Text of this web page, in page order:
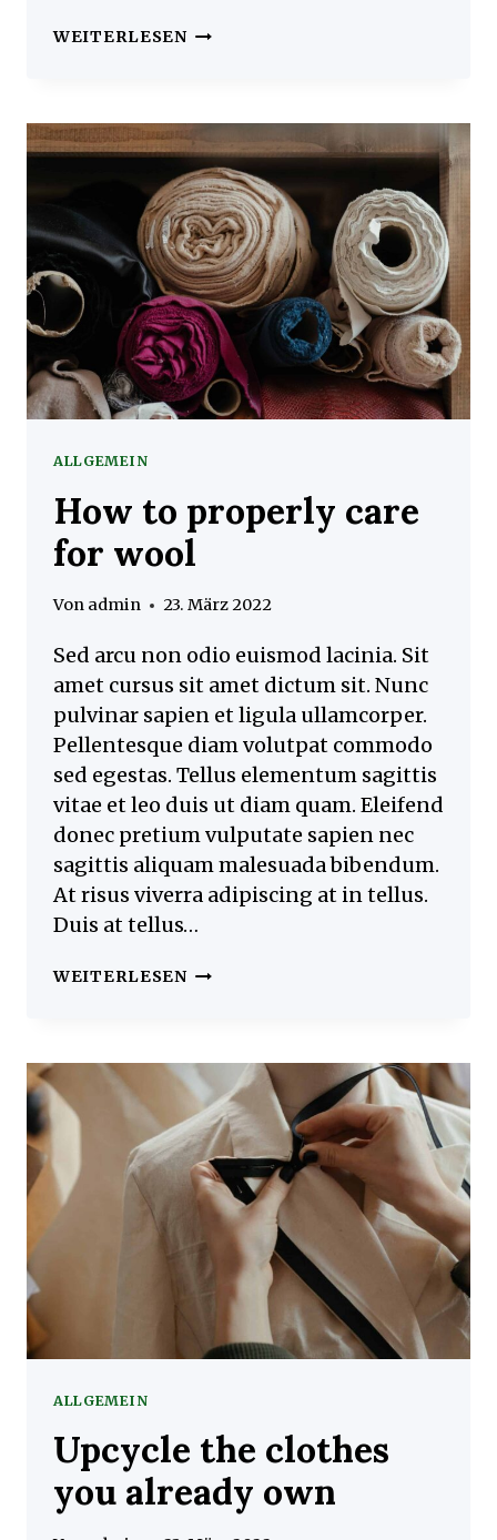
WEITERLESENTHE
OF
THREAD
AND
WHY
IT
MATTERS
ALLGEMEIN
How to properly care
for wool
Von admin 23. März 2022
Sed arcu non odio euismod lacinia. Sit
amet cursus sit amet dictum sit. Nunc
pulvinar sapien et ligula ullamcorper.
Pellentesque diam volutpat commodo
sed egestas. Tellus elementum sagittis
vitae et leo duis ut diam quam. Eleifend
donec pretium vulputate sapien nec
sagittis aliquam malesuada bibendum.
At risus viverra adipiscing at in tellus.
Duis at tellus…
WEITERLESENHOW
CARE
FOR
WOOL
ALLGEMEIN
Upcycle the clothes
you already own